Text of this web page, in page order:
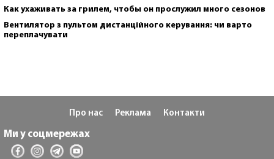
Как ухаживать за грилем, чтобы он прослужил много сезонов
Вентилятор з пультом дистанційного керування: чи варто
переплачувати
Про нас Реклама Контакти
Ми у соцмережах